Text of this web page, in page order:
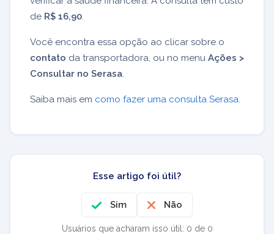
de R$ 16,90
Você encontra essa opção ao clicar sobre o
contato da transportadora, ou no menu Ações >
Consultar no Serasa
Saiba mais em como fazer uma consulta Serasa
Esse artigo foi útil?
Sim Não
Usuários que acharam isso útil: 0 de 0